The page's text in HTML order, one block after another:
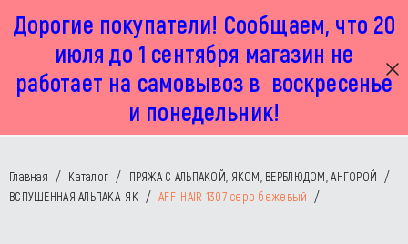
Дорогие покупатели! Сообщаем, что 20
июля до 1 сентября магазин не
работает на самовывоз в воскресенье
и понедельник!
г. Москва, Маленковская 32 стр 2А
пн-пт с 11:00 до 19:00, сб с 11:00 до 17:00
+7 925 449 67 92
Главная / Каталог / ПРЯЖА С АЛЬПАКОЙ, ЯКОМ, ВЕРБЛЮДОМ, АНГОРОЙ /
ВСПУШЕННАЯ АЛЬПАКА-ЯК / AFF-HAIR 1307 серо бежевый /